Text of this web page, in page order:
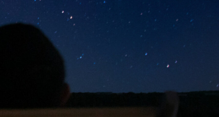
PARTICULIER